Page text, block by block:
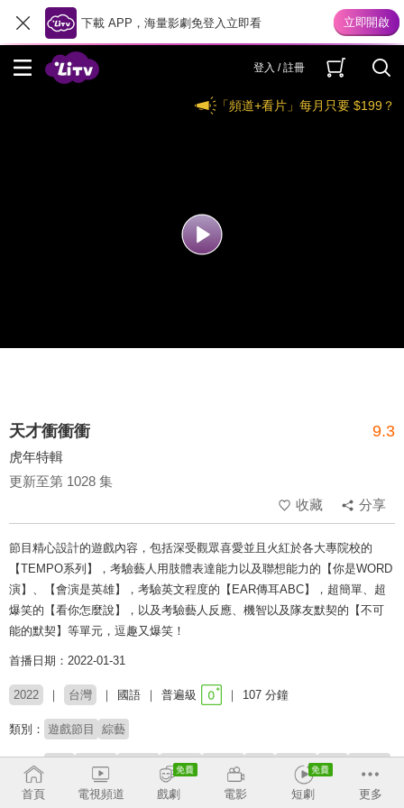
下載 APP，海量影劇免登入立即看
登入 / 註冊
「頻道+看片」每月只要 $199？
天才衝衝衝 9.3
虎年特輯
更新至第 1028 集
收藏
分享
節目精心設計的遊戲內容，包括深受觀眾喜愛並且火紅於各大專院校的
【TEMPO系列】，考驗藝人用肢體表達能力以及聯想能力的【你是WORD
演】、【會演是英雄】，考驗英文程度的【EAR傳耳ABC】，超簡單、超
爆笑的【看你怎麼說】，以及考驗藝人反應、機智以及隊友默契的【不可
能的默契】等單元，逗趣又爆笑！
首播日期：2022-01-31
2022 台灣 國語 普遍級 107 分鐘
類別： 遊戲節目 綜藝
來賓： 林鶴軒 邵大倫 許孟哲 陳明珠 熊熊
首頁 電視頻道 戲劇 電影 短劇 更多